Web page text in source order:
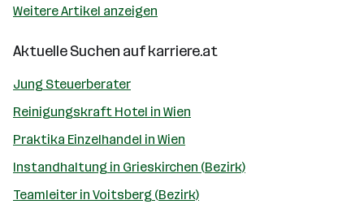
Weitere Artikel anzeigen
Aktuelle Suchen aufkarriere.at
Jung Steuerberater
Reinigungskraft Hotel in Wien
Praktika Einzelhandel in Wien
Instandhaltung in Grieskirchen (Bezirk)
Teamleiter in Voitsberg (Bezirk)